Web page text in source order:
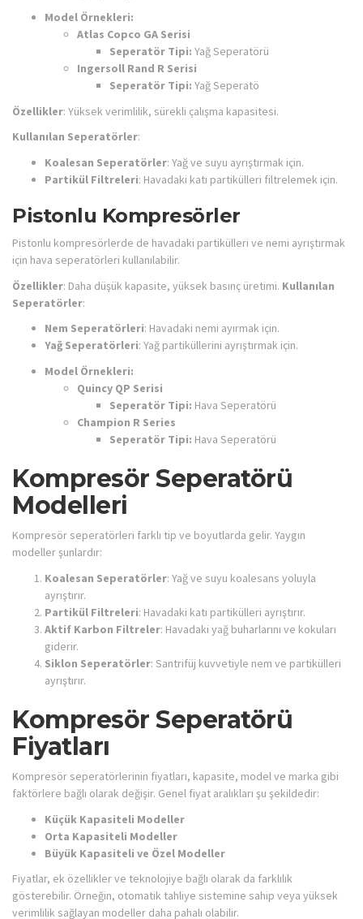
Model Örnekleri:
Atlas Copco GA Serisi
Seperatör Tipi: Yağ Seperatörü
Ingersoll Rand R Serisi
Seperatör Tipi: Yağ Seperatö
Özellikler: Yüksek verimlilik, sürekli çalışma kapasitesi.
Kullanılan Seperatörler:
Koalesan Seperatörler: Yağ ve suyu ayrıştırmak için.
Partikül Filtreleri: Havadaki katı partikülleri filtrelemek için.
Pistonlu Kompresörler
Pistonlu kompresörlerde de havadaki partikülleri ve nemi ayrıştırmak
için hava seperatörleri kullanılabilir.
Özellikler: Daha düşük kapasite, yüksek basınç üretimi. Kullanılan
Seperatörler:
Nem Seperatörleri: Havadaki nemi ayırmak için.
Yağ Seperatörleri: Yağ partiküllerini ayrıştırmak için.
Model Örnekleri:
Quincy QP Serisi
Seperatör Tipi: Hava Seperatörü
Champion R Series
Seperatör Tipi: Hava Seperatörü
Kompresör Seperatörü
Modelleri
Kompresör seperatörleri farklı tip ve boyutlarda gelir. Yaygın
modeller şunlardır:
Koalesan Seperatörler: Yağ ve suyu koalesans yoluyla
ayrıştırır.
Partikül Filtreleri: Havadaki katı partikülleri ayrıştırır.
Aktif Karbon Filtreler: Havadaki yağ buharlarını ve kokuları
giderir.
Siklon Seperatörler: Santrifüj kuvvetiyle nem ve partikülleri
ayrıştırır.
Kompresör Seperatörü
Fiyatları
Kompresör seperatörlerinin fiyatları, kapasite, model ve marka gibi
faktörlere bağlı olarak değişir. Genel fiyat aralıkları şu şekildedir:
Küçük Kapasiteli Modeller
Orta Kapasiteli Modeller
Büyük Kapasiteli ve Özel Modeller
Fiyatlar, ek özellikler ve teknolojiye bağlı olarak da farklılık
gösterebilir. Örneğin, otomatik tahliye sistemine sahip veya yüksek
verimlilik sağlayan modeller daha pahalı olabilir.